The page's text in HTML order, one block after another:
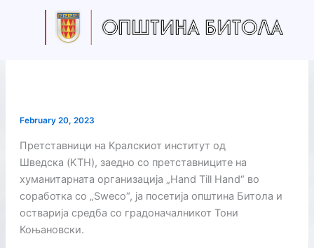
February 20, 2023
Претставници на Кралскиот институт од
Шведска (KTH), заедно со претставниците на
хуманитарната организација „Hand Till Hand“ во
соработка со „Sweco“, ја посетија општина Битола и
остварија средба со градоначалникот Тони
Коњановски.